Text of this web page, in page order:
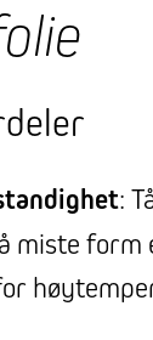
:
miste